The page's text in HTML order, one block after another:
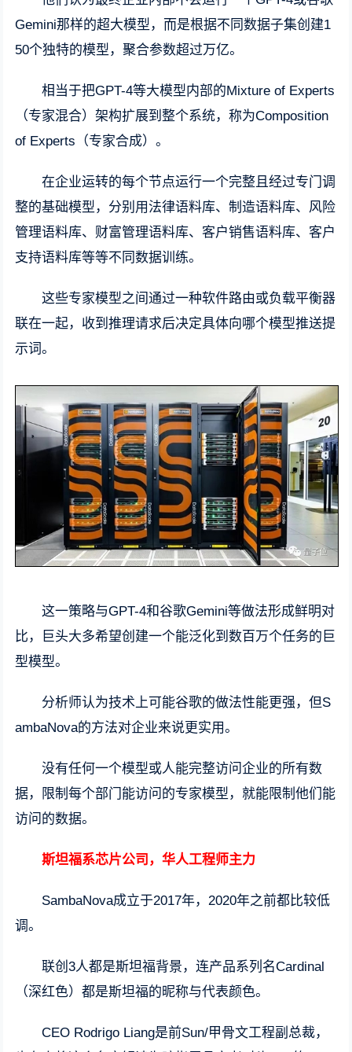
Gemini那样的超大模型，而是根据不同数据子集创建1
50个独特的模型，聚合参数超过万亿。
相当于把GPT-4等大模型内部的Mixture of Experts
（专家混合）架构扩展到整个系统，称为Composition
of Experts（专家合成）。
在企业运转的每个节点运行一个完整且经过专门调
整的基础模型，分别用法律语料库、制造语料库、风险
管理语料库、财富管理语料库、客户销售语料库、客户
支持语料库等等不同数据训练。
这些专家模型之间通过一种软件路由或负载平衡器
联在一起，收到推理请求后决定具体向哪个模型推送提
示词。
这一策略与GPT-4和谷歌Gemini等做法形成鲜明对
比，巨头大多希望创建一个能泛化到数百万个任务的巨
型模型。
分析师认为技术上可能谷歌的做法性能更强，但S
ambaNova的方法对企业来说更实用。
没有任何一个模型或人能完整访问企业的所有数
据，限制每个部门能访问的专家模型，就能限制他们能
访问的数据。
斯坦福系芯片公司，华人工程师主力
SambaNova成立于2017年，2020年之前都比较低
调。
联创3人都是斯坦福背景，连产品系列名Cardinal
（深红色）都是斯坦福的昵称与代表颜色。
CEO Rodrigo Liang是前Sun/甲骨文工程副总裁，